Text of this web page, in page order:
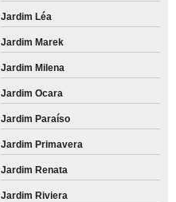
Jardim Léa
Jardim Marek
Jardim Milena
Jardim Ocara
Jardim Paraíso
Jardim Primavera
Jardim Renata
Jardim Riviera